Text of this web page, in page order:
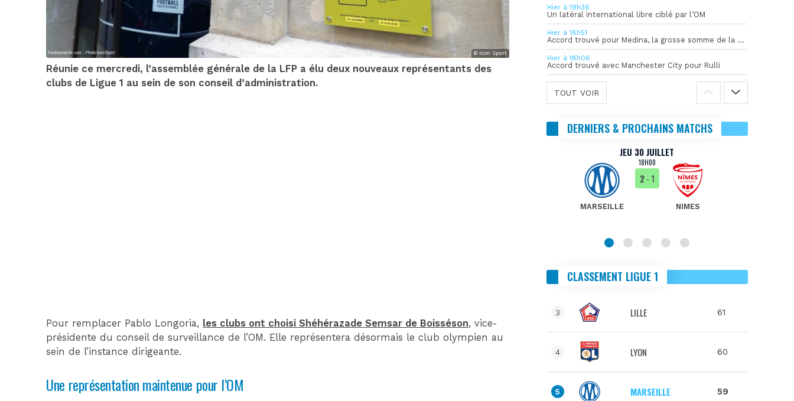
© Icon Sport
Réunie ce mercredi, l’assemblée générale de la LFP a élu deux nouveaux représentants des
clubs de Ligue 1 au sein de son conseil d’administration.
Pour remplacer Pablo Longoria, les clubs ont choisi Shéhérazade Semsar de Boisséson, vice-
présidente du conseil de surveillance de l’OM. Elle représentera désormais le club olympien au
sein de l’instance dirigeante.
Une représentation maintenue pour l’OM
Hier à 19h36
Un latéral international libre ciblé par l’OM
Hier à 18h51
Accord trouvé pour Medina, la grosse somme de la vente dévoilée
Hier à 18h06
Accord trouvé avec Manchester City pour Rulli
TOUT VOIR
DERNIERS & PROCHAINS MATCHS
JEU 30 JUILLET
18H00
MARSEILLE
2- 1
NIMES
CLASSEMENT LIGUE 1
3 LILLE 61
4 LYON 60
5 MARSEILLE 59